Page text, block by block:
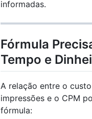
informadas.
Fórmula
Tempo e
A relação entre o
impressões e o CPM
fórmula: